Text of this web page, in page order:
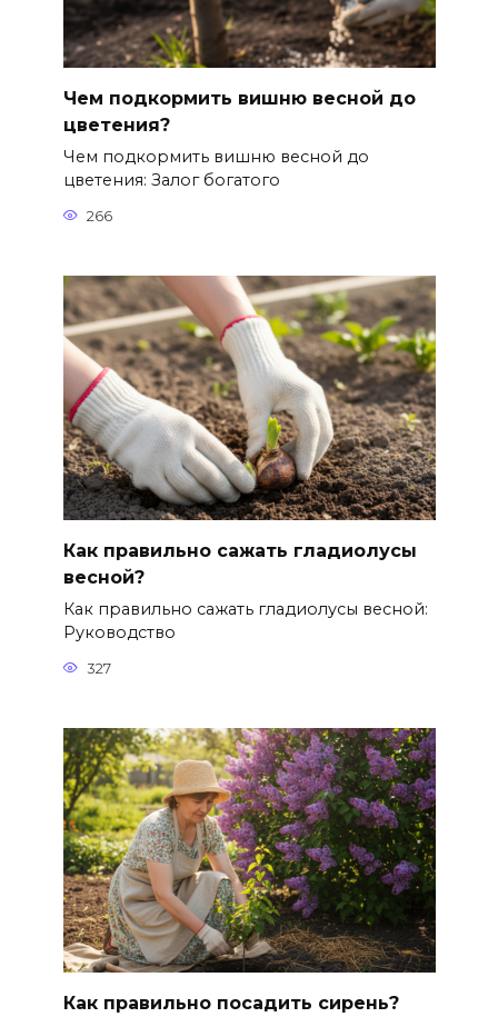
Чем подкормить вишню весной до
цветения?
Чем подкормить вишню весной до
цветения: Залог богатого
266
Как правильно сажать гладиолусы
весной?
Как правильно сажать гладиолусы весной:
Руководство
327
Как правильно посадить сирень?